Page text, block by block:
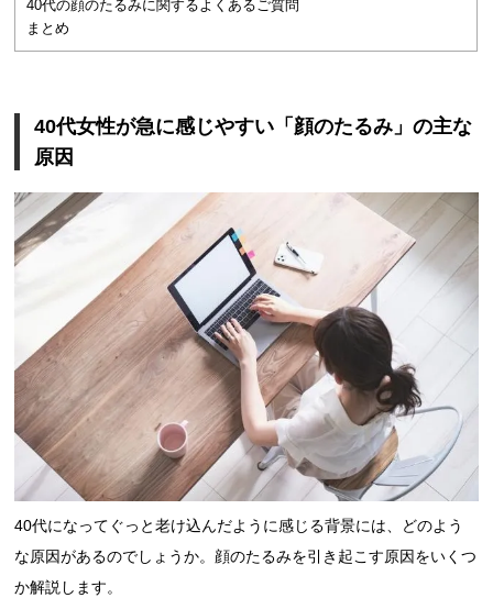
40代の顔のたるみに関するよくあるご質問
まとめ
40代女性が急に感じやすい「顔のたるみ」の主な
原因
40代になってぐっと老け込んだように感じる背景には、どのよう
な原因があるのでしょうか。顔のたるみを引き起こす原因をいくつ
か解説します。